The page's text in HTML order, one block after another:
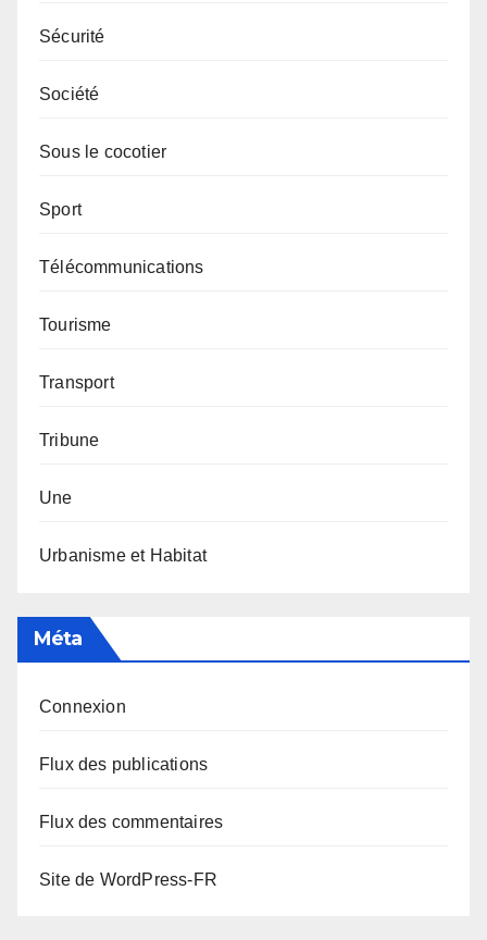
Sécurité
Société
Sous le cocotier
Sport
Télécommunications
Tourisme
Transport
Tribune
Une
Urbanisme et Habitat
Méta
Connexion
Flux des publications
Flux des commentaires
Site de WordPress-FR